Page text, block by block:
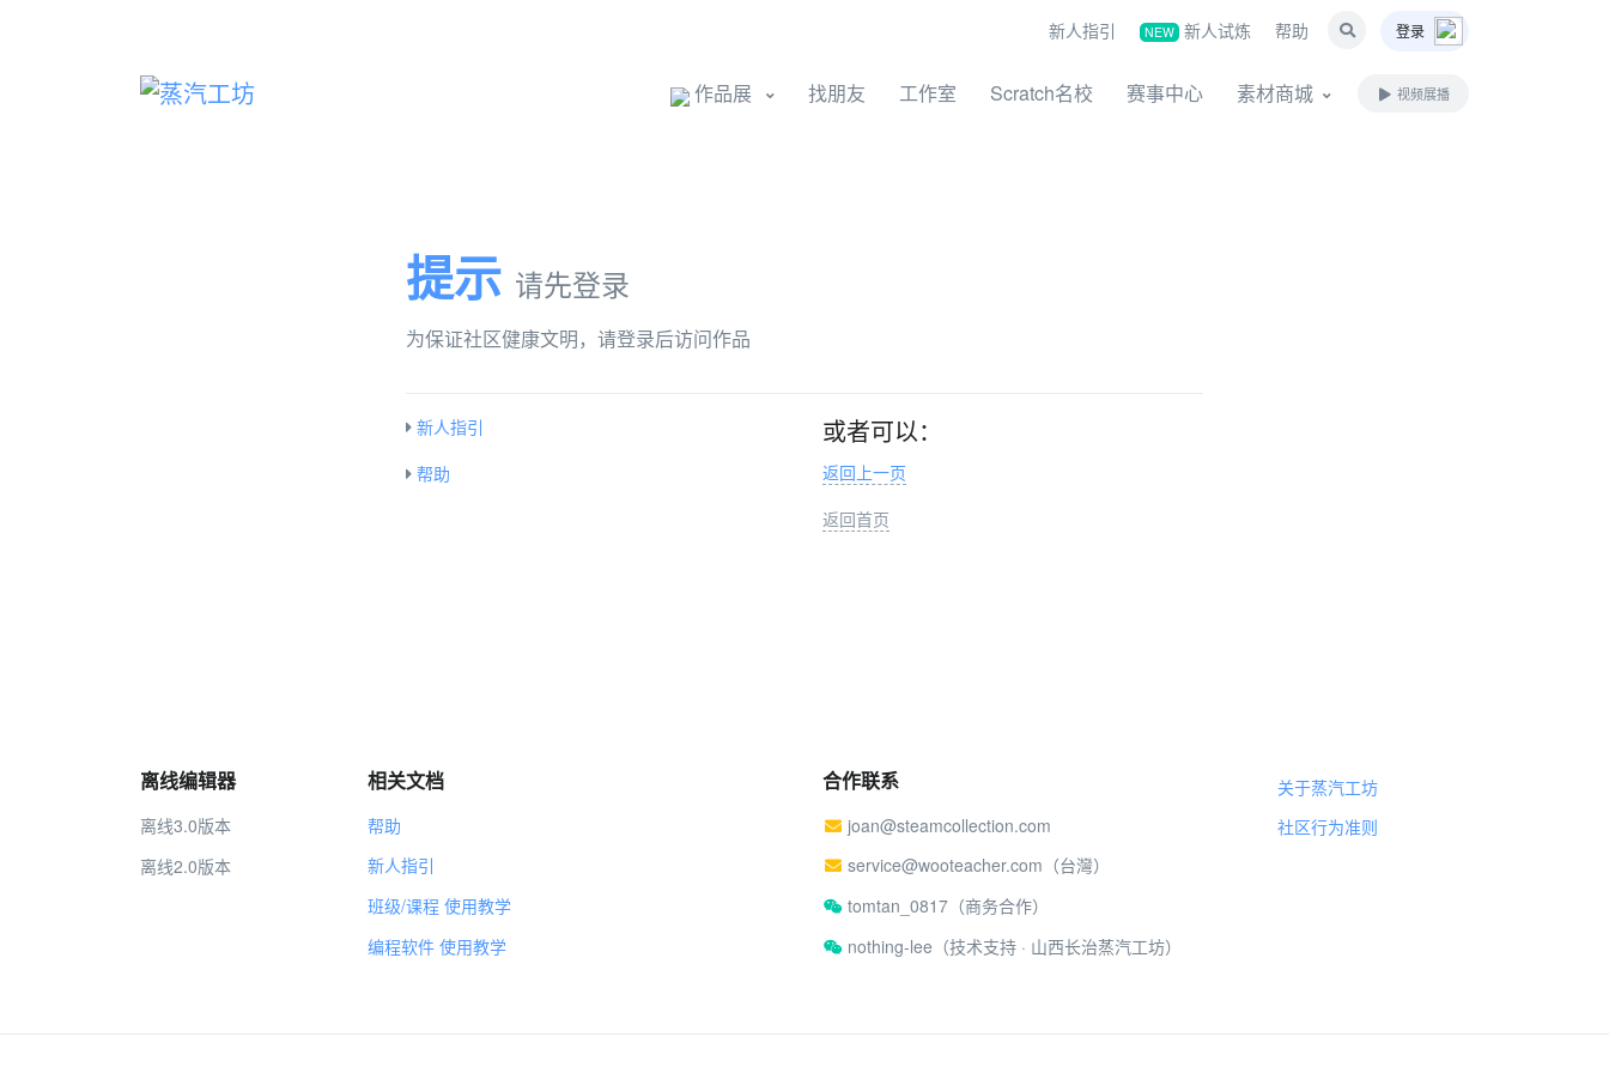
新人指引 NEW 新人试炼 帮助 登录
作品展 找朋友 工作室 Scratch名校 赛事中心 素材商城 视频展播
提示 请先登录
为保证社区健康文明，请登录后访问作品
新人指引
帮助
或者可以：
返回上一页
返回首页
离线编辑器
离线3.0版本
离线2.0版本
相关文档
帮助
新人指引
班级/课程 使用教学
编程软件 使用教学
合作联系
joan@steamcollection.com
service@wooteacher.com（台灣）
tomtan_0817（商务合作）
nothing-lee（技术支持 · 山西长治蒸汽工坊）
关于蒸汽工坊
社区行为准则